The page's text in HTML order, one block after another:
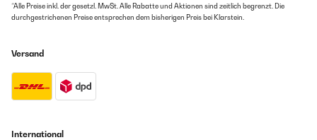
*Alle Preise inkl. der gesetzl. MwSt. Alle Rabatte und Aktionen sind zeitlich begrenzt. Die
durchgestrichenen Preise entsprechen dem bisherigen Preis bei Klarstein.
Versand
International